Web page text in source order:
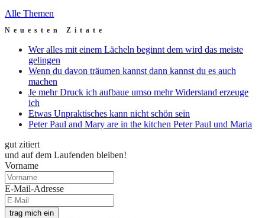
Alle Themen
Neuesten Zitate
Wer alles mit einem Lächeln beginnt dem wird das meiste
gelingen
Wenn du davon träumen kannst dann kannst du es auch
machen
Je mehr Druck ich aufbaue umso mehr Widerstand erzeuge
ich
Etwas Unpraktisches kann nicht schön sein
Peter Paul and Mary are in the kitchen Peter Paul und Maria
gut zitiert
und auf dem Laufenden bleiben!
Vorname
E-Mail-Adresse
trag mich ein